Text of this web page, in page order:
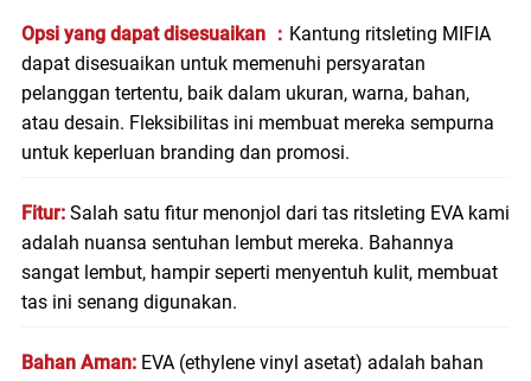
Opsi yang dapat disesuaikan ： Kantung ritsleting MIFIA
dapat disesuaikan untuk memenuhi persyaratan
pelanggan tertentu, baik dalam ukuran, warna, bahan,
atau desain. Fleksibilitas ini membuat mereka sempurna
untuk keperluan branding dan promosi.
Fitur: Salah satu fitur menonjol dari tas ritsleting EVA kami
adalah nuansa sentuhan lembut mereka. Bahannya
sangat lembut, hampir seperti menyentuh kulit, membuat
tas ini senang digunakan.
Bahan Aman: EVA (ethylene vinyl asetat) adalah bahan